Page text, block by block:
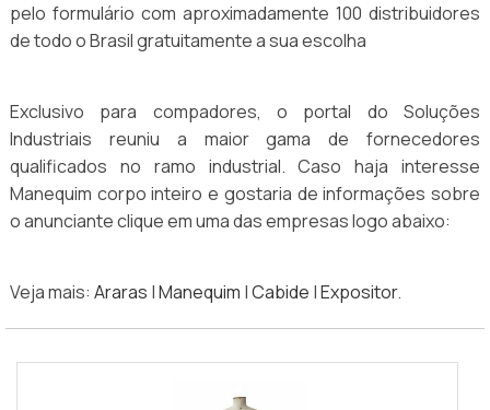
pelo formulário com aproximadamente 100 distribuidores
de todo o Brasil gratuitamente a sua escolha
Exclusivo para compadores, o portal do Soluções
Industriais reuniu a maior gama de fornecedores
qualificados no ramo industrial. Caso haja interesse
Manequim corpo inteiro e gostaria de informações sobre
o anunciante clique em uma das empresas logo abaixo:
Veja mais: Araras |Manequim |Cabide |Expositor.